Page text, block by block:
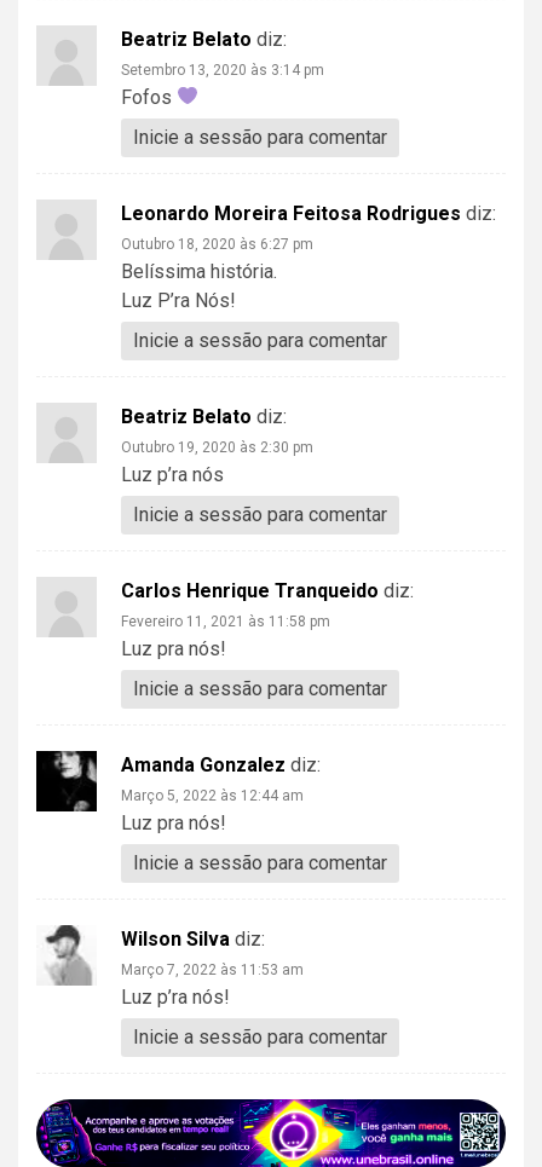
Beatriz Belato diz:
Setembro 13, 2020 às 3:14 pm
Fofos
Inicie a sessão para comentar
Leonardo Moreira Feitosa Rodrigues diz:
Outubro 18, 2020 às 6:27 pm
Belíssima história.
Luz P’ra Nós!
Inicie a sessão para comentar
Beatriz Belato diz:
Outubro 19, 2020 às 2:30 pm
Luz p’ra nós
Inicie a sessão para comentar
Carlos Henrique Tranqueido diz:
Fevereiro 11, 2021 às 11:58 pm
Luz pra nós!
Inicie a sessão para comentar
Amanda Gonzalez diz:
Março 5, 2022 às 12:44 am
Luz pra nós!
Inicie a sessão para comentar
Wilson Silva diz:
Março 7, 2022 às 11:53 am
Luz p’ra nós!
Inicie a sessão para comentar